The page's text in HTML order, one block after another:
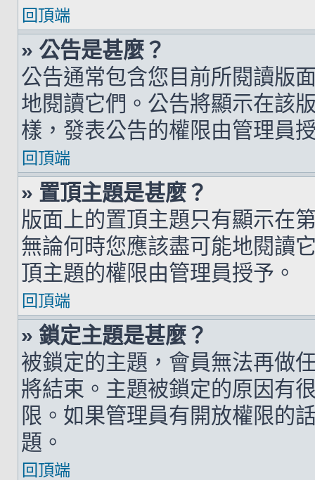
回頂端
» 公告是甚麼？
公告通常包含您目前所閱讀版
地閱讀它們。公告將顯示在該
樣，發表公告的權限由管理員
回頂端
» 置頂主題是甚麼？
版面上的置頂主題只有顯示在
無論何時您應該盡可能地閱讀
頂主題的權限由管理員授予。
回頂端
» 鎖定主題是甚麼？
被鎖定的主題，會員無法再做
將結束。主題被鎖定的原因有
限。如果管理員有開放權限的
題。
回頂端